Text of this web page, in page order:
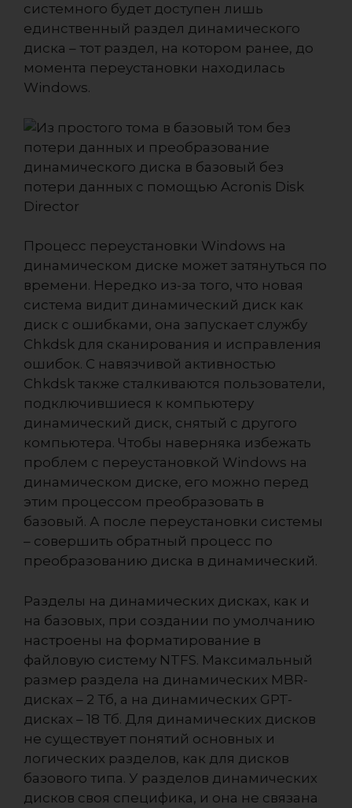
системного будет доступен лишь
единственный раздел динамического
диска – тот раздел, на котором ранее, до
момента переустановки находилась
Windows.
Процесс переустановки Windows на
динамическом диске может затянуться по
времени. Нередко из-за того, что новая
система видит динамический диск как
диск с ошибками, она запускает службу
Chkdsk для сканирования и исправления
ошибок. С навязчивой активностью
Chkdsk также сталкиваются пользователи,
подключившиеся к компьютеру
динамический диск, снятый с другого
компьютера. Чтобы наверняка избежать
проблем с переустановкой Windows на
динамическом диске, его можно перед
этим процессом преобразовать в
базовый. А после переустановки системы
– совершить обратный процесс по
преобразованию диска в динамический.
Разделы на динамических дисках, как и
на базовых, при создании по умолчанию
настроены на форматирование в
файловую систему NTFS. Максимальный
размер раздела на динамических MBR-
дисках – 2 Тб, а на динамических GPT-
дисках – 18 Тб. Для динамических дисков
не существует понятий основных и
логических разделов, как для дисков
базового типа. У разделов динамических
дисков своя специфика, и она не связана